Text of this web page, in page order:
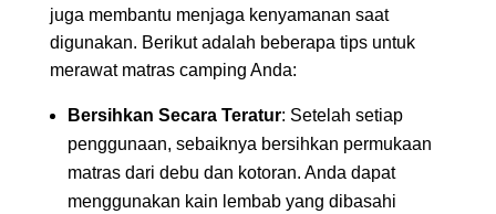
juga membantu menjaga kenyamanan saat
digunakan. Berikut adalah beberapa tips untuk
merawat matras camping Anda:
Bersihkan Secara Teratur: Setelah setiap
penggunaan, sebaiknya bersihkan permukaan
matras dari debu dan kotoran. Anda dapat
menggunakan kain lembab yang dibasahi